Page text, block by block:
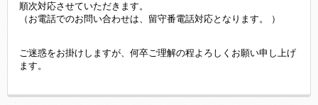
順次対応させていただきます。
（お電話でのお問い合わせは、留守番電話対応となります。 ）
ご迷惑をお掛けしますが、何卒ご理解の程よろしくお願い申し上げ
ます。